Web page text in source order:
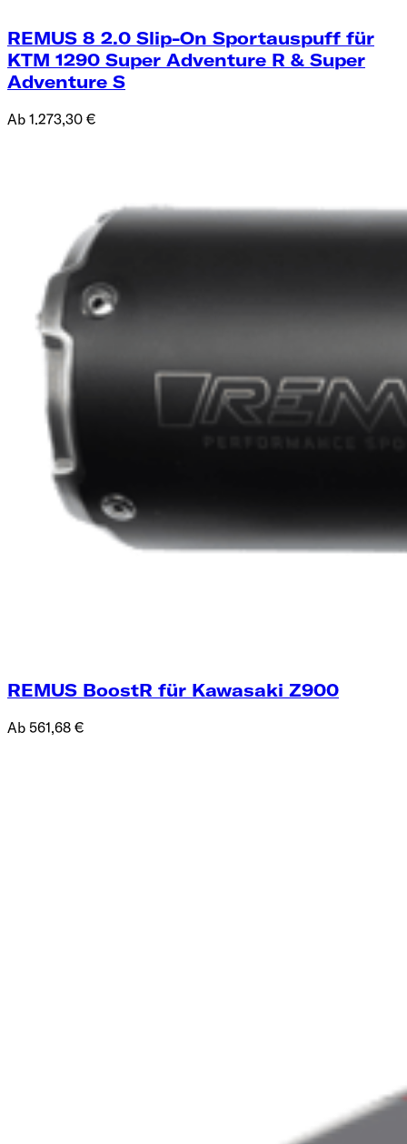
REMUS 8 2.0 Slip-On Sportauspuff für
KTM 1290 Super Adventure R & Super
Adventure S
Ab 1.273,30 €
REMUS BoostR für Kawasaki Z900
Ab 561,68 €